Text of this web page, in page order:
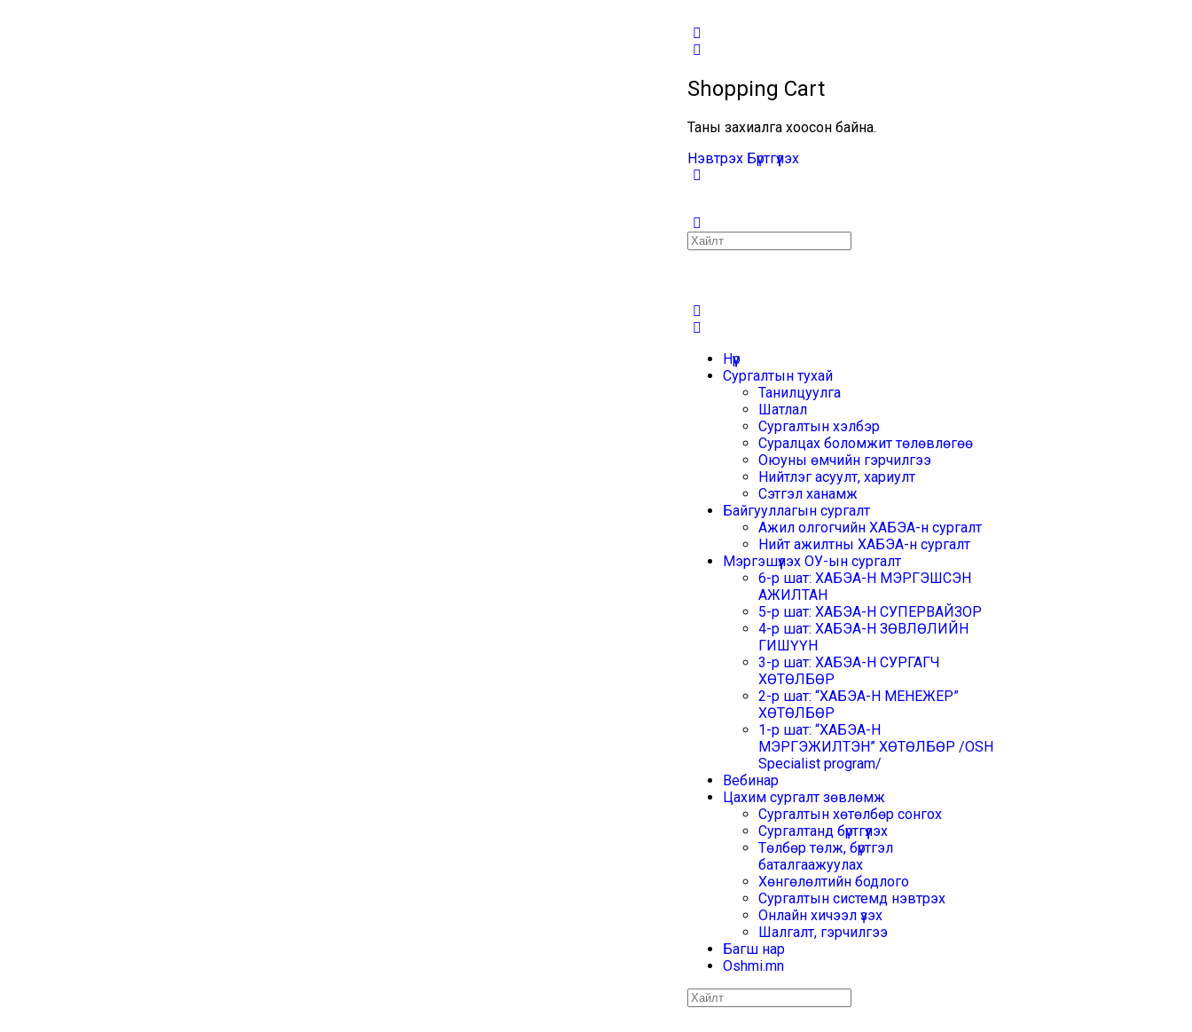
Shopping Cart
Таны захиалга хоосон байна.
Нэвтрэх Бүртгүүлэх
Нүүр
Сургалтын тухай
Танилцуулга
Шатлал
Сургалтын хэлбэр
Суралцах боломжит төлөвлөгөө
Оюуны өмчийн гэрчилгээ
Нийтлэг асуулт, хариулт
Сэтгэл ханамж
Байгууллагын сургалт
Ажил олгогчийн ХАБЭА-н сургалт
Нийт ажилтны ХАБЭА-н сургалт
Мэргэшүүлэх ОУ-ын сургалт
6-р шат: ХАБЭА-Н МЭРГЭШСЭН
АЖИЛТАН
5-р шат: ХАБЭА-Н СУПЕРВАЙЗОР
4-р шат: ХАБЭА-Н ЗӨВЛӨЛИЙН
ГИШҮҮН
3-р шат: ХАБЭА-Н СУРГАГЧ
ХӨТӨЛБӨР
2-р шат: “ХАБЭА-Н МЕНЕЖЕР”
ХӨТӨЛБӨР
1-р шат: “ХАБЭА-Н
МЭРГЭЖИЛТЭН” ХӨТӨЛБӨР /OSH
Specialist program/
Вебинар
Цахим сургалт зөвлөмж
Сургалтын хөтөлбөр сонгох
Сургалтанд бүртгүүлэх
Төлбөр төлж, бүртгэл
баталгаажуулах
Хөнгөлөлтийн бодлого
Сургалтын системд нэвтрэх
Онлайн хичээл үзэх
Шалгалт, гэрчилгээ
Багш нар
Oshmi.mn